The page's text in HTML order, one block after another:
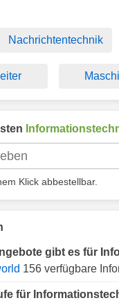
Nachrichtentechnik
Klick abbestellbar.
gibt es für
156 verfügbare
für